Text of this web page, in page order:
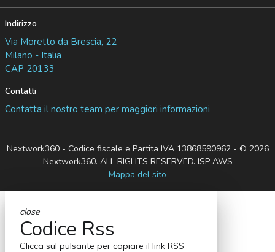
Indirizzo
Via Moretto da Brescia, 22
Milano - Italia
CAP 20133
Contatti
Contatta il nostro team per maggiori informazioni
Nextwork360 - Codice fiscale e Partita IVA 13868590962 - © 2026
Nextwork360. ALL RIGHTS RESERVED. ISP AWS
Mappa del sito
close
Codice Rss
Clicca sul pulsante per copiare il link RSS